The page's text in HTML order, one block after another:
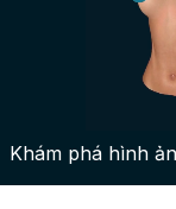
Bác sĩ phẫu
Nền tảng kinh
Gói
Khám phá hình